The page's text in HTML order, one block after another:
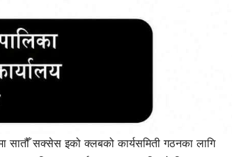
सक्सेस इको क्लबको कार्यसमिती गठनका लागि